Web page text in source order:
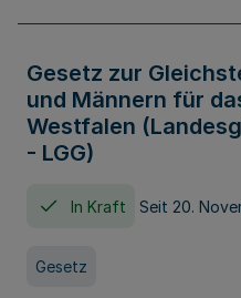
Gesetz zur
und Männern für
Westfalen
- LGG)
In Kraft Seit 20.
Gesetz